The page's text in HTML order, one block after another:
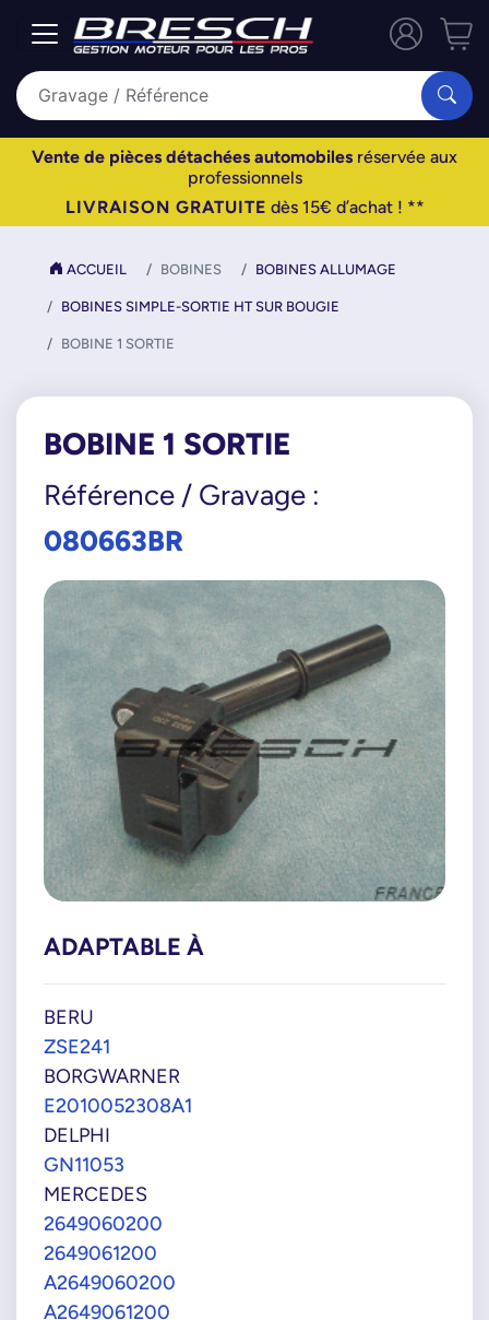
Vente de pièces détachées automobiles réservée aux
professionnels
LIVRAISON GRATUITE dès 15€ d’achat ! **
ACCUEIL BOBINES BOBINES ALLUMAGE
BOBINES SIMPLE-SORTIE HT SUR BOUGIE
BOBINE 1 SORTIE
BOBINE 1 SORTIE
Référence / Gravage :
080663BR
ADAPTABLE À
BERU
ZSE241
BORGWARNER
E2010052308A1
DELPHI
GN11053
MERCEDES
2649060200
2649061200
A2649060200
A2649061200